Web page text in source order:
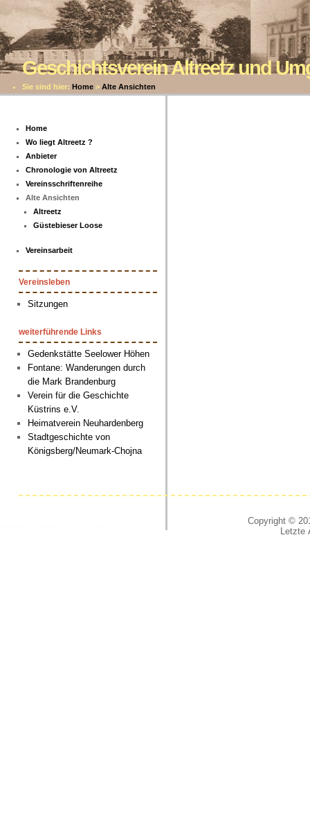
Geschichtsverein Altreetz und
Sie sind hier: Home > Alte Ansichten
Home
Wo liegt Altreetz ?
Anbieter
Chronologie von Altreetz
Vereinsschriftenreihe
Alte Ansichten
Altreetz
Güstebieser Loose
Vereinsarbeit
Vereinsleben
Sitzungen
weiterführende Links
Gedenkstätte Seelower Höhen
Fontane: Wanderungen durch
die Mark Brandenburg
Verein für die Geschichte
Küstrins e.V.
Heimatverein Neuhardenberg
Stadtgeschichte von
Königsberg/Neumark-Chojna
Copyright ©
Letzte